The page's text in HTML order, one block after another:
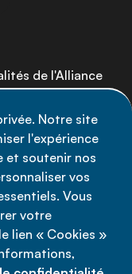
Notre site
l'expérience
et soutenir nos
vos
Vous
votre
lien « Cookies »
de l'Alliance